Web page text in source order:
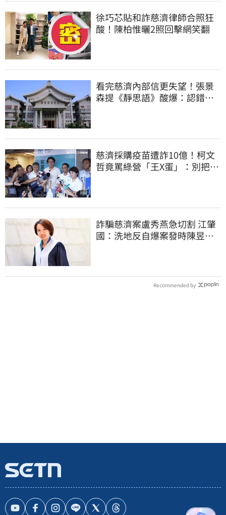
徐巧芯貼和詐慈濟律師合照狂
酸！陳柏惟曬2照回擊網笑翻
看完慈濟內部信更失望！張景
森提《靜思語》酸爆：認錯有
慈濟採購疫苗遭詐10億！柯文
哲竟罵綠營「王X蛋」：別把全
詐騙慈濟案盧秀燕急切割 江肇
國：洗地反自爆案發時陳昱瑄
Recommended by